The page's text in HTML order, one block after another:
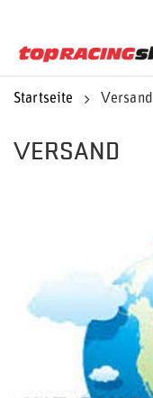
Startseite Versand
VERSAND